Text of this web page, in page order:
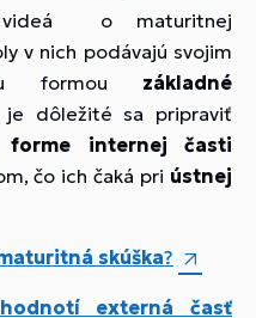
o maturitnej
v nich podávajú svojim
formou základné
dôležité sa pripraviť
internej časti
čo ich čaká pri ústnej
skúška?
externá časť